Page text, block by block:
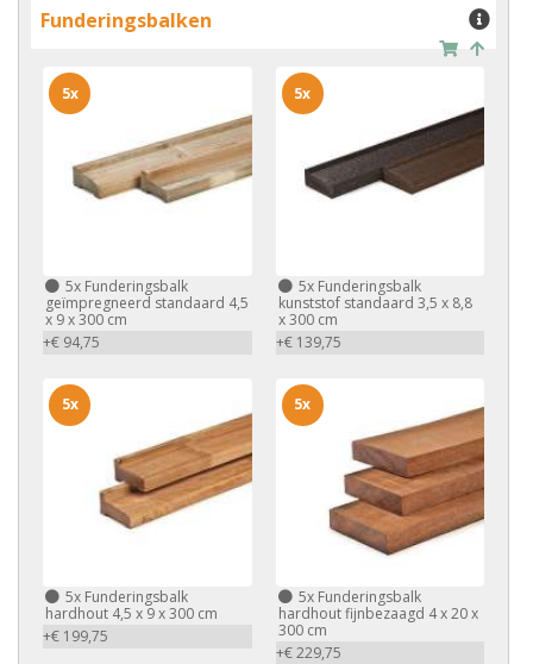
Funderingsbalken
5x Funderingsbalk
geïmpregneerd standaard 4,5
x 9 x 300 cm
+€ 94,75
5x
5xFunderingsbalk
kunststof standaard 3,5 x 8,8
x 300 cm
+€ 139,75
5x
5x Funderingsbalk
hardhout 4,5 x 9 x 300 cm
+€ 199,75
5x
5xFunderingsbalk
hardhout fijnbezaagd 4 x 20 x
300 cm
+€ 229,75
5x